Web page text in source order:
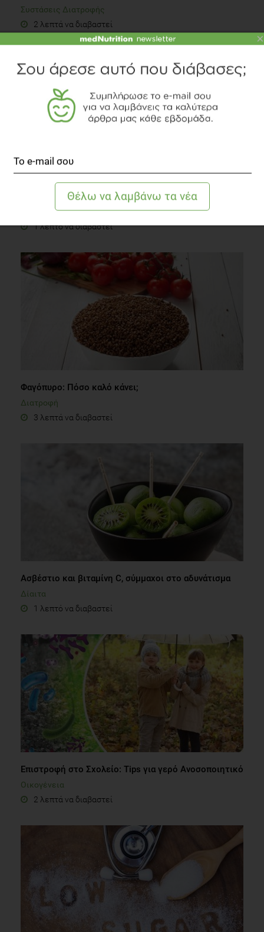
Συστάσεις Διατροφής
2 λεπτά να διαβαστεί
Βάζετε καθημερινά ξίδι στη σαλάτα σας; Μήπως θα
Συστάσεις Διατροφής
1 λεπτό να διαβαστεί
Φαγόπυρο: Πόσο καλό κάνει;
Διατροφή
3 λεπτά να διαβαστεί
Aσβέστιο και βιταμίνη C, σύμμαχοι στο αδυνάτισμα
Δίαιτα
1 λεπτό να διαβαστεί
Επιστροφή στο Σχολείο: Tips για γερό Aνοσοποιητικό
Οικογένεια
2 λεπτά να διαβαστεί
×